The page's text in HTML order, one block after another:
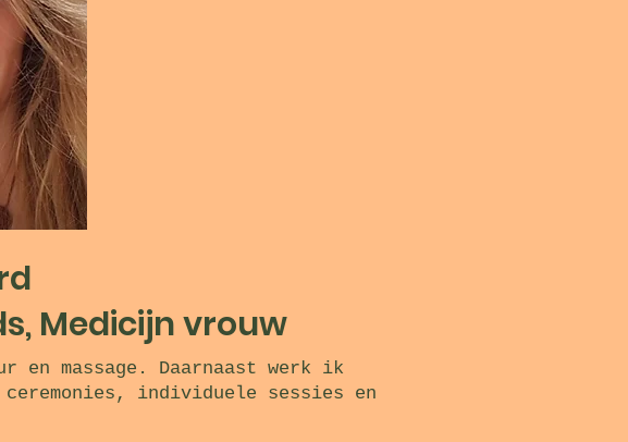
Medicijn vrouw
en massage. Daarnaast werk ik
individuele sessies en